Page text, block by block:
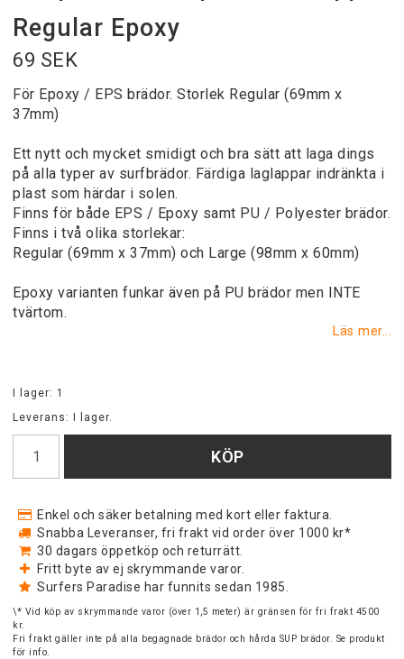
Regular Epoxy
69 SEK
För Epoxy / EPS brädor. Storlek Regular (69mm x
37mm)
Ett nytt och mycket smidigt och bra sätt att laga dings
på alla typer av surfbrädor. Färdiga laglappar indränkta i
plast som härdar i solen.
Finns för både EPS / Epoxy samt PU / Polyester brädor.
Finns i två olika storlekar:
Regular (69mm x 37mm) och Large (98mm x 60mm)
Epoxy varianten funkar även på PU brädor men INTE
tvärtom.
Läs mer...
I lager: 1
Leverans:
I lager.
KÖP
Enkel och säker betalning med kort eller faktura.
Snabba Leveranser, fri frakt vid order över 1000 kr*
30 dagars öppetköp och returrätt.
Fritt byte av ej skrymmande varor.
Surfers Paradise har funnits sedan 1985.
\* Vid köp av skrymmande varor (över 1,5 meter) är gränsen för fri frakt 4500
kr.
Fri frakt gäller inte på alla begagnade brädor och hårda SUP brädor. Se produkt
för info.